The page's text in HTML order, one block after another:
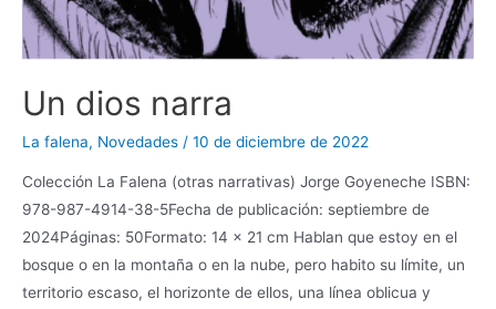
Un dios narra
La falena, Novedades / 10 de diciembre de 2022
Colección La Falena (otras narrativas) Jorge Goyeneche ISBN:
978-987-4914-38-5Fecha de publicación: septiembre de
2024Páginas: 50Formato: 14 x 21 cm Hablan que estoy en el
bosque o en la montaña o en la nube, pero habito su límite, un
territorio escaso, el horizonte de ellos, una línea oblicua y